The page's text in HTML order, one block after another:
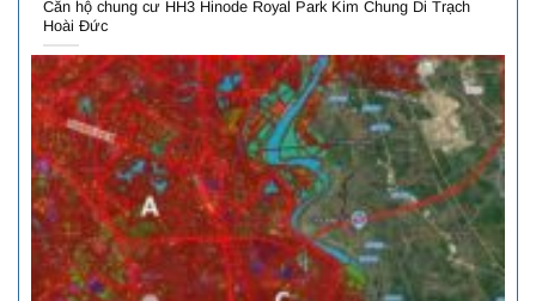
Căn hộ chung cư HH3 Hinode Royal Park Kim Chung Di Trạch
Hoài Đức